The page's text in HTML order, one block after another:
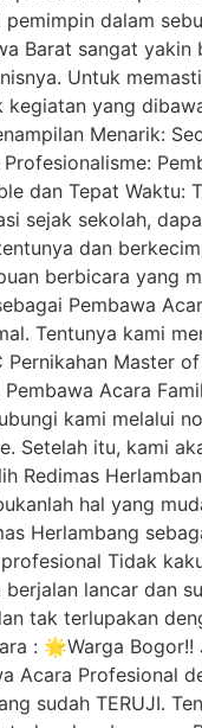
pemimpin dalam
Barat sangat
Untuk
kegiatan yang
Menarik:
Profesionalisme:
dan Tepat Waktu:
sejak sekolah,
dan
berbicara yang
Pembawa
Tentunya kami
Pernikahan Master
Acara
kami melalui
Setelah itu, kami
Redimas
hal yang
Herlambang
Tidak
berjalan lancar dan
tak terlupakan
: 🌟Warga
Acara Profesional
sudah TERUJI.